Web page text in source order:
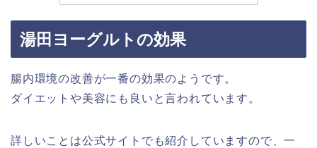
湯田ヨーグルトの効果
腸内環境の改善が一番の効果のようです。
ダイエットや美容にも良いと言われています。
詳しいことは公式サイトでも紹介していますので、一